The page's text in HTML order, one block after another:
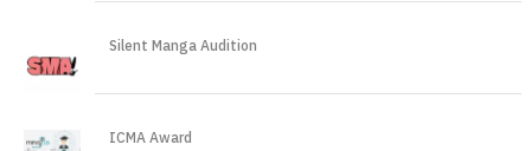
Silent Manga Audition
ICMA Award